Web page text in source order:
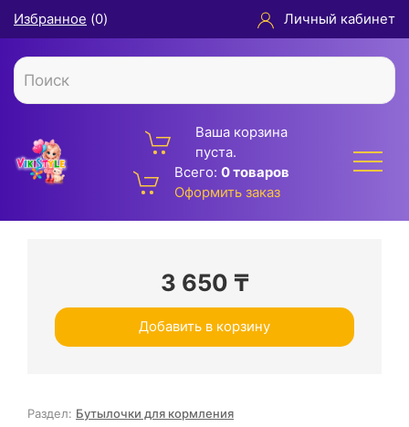
Избранное (0) Личный кабинет
Ваша корзина
пуста.
Всего: 0 товаров
Оформить заказ
3 650 ₸
Добавить в корзину
Раздел: Бутылочки для кормления